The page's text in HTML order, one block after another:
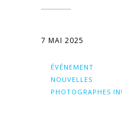
7 MAI 2025
ÉVÉNEMENT
NOUVELLES
PHOTOGRAPHES